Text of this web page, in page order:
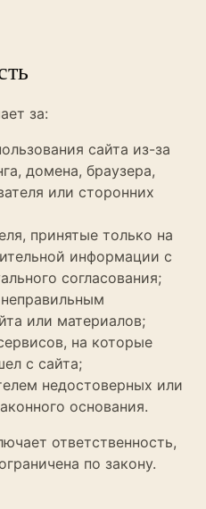
за:
сайта из-за
домена, браузера,
или сторонних
принятые только на
информации с
согласования;
или материалов;
на которые
с сайта;
недостоверных или
основания.
ответственность,
по закону.